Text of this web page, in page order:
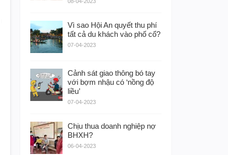
Vì sao Hội An quyết thu phí
tất cả du khách vào phố cổ?
07-04-2023
Cảnh sát giao thông bó tay
với bợm nhậu có ‘nồng độ
liều’
07-04-2023
Chịu thua doanh nghiệp nợ
BHXH?
06-04-2023